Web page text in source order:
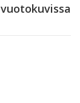
vuotokuvissa